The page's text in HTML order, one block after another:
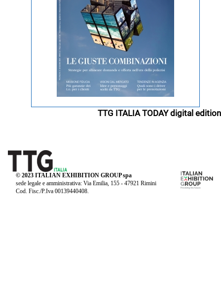
TTG ITALIA TODAY digital edition
© 2023 ITALIAN EXHIBITION GROUP spa
sede legale e amministrativa: Via Emilia, 155 - 47921 Rimini
Cod. Fisc./P.Iva 00139440408.